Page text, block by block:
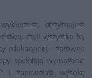
otrzymujesz
czyli wszystko to,
edukacyjnej – zarówno
spełniają wymagania
i zapewniają wysoką